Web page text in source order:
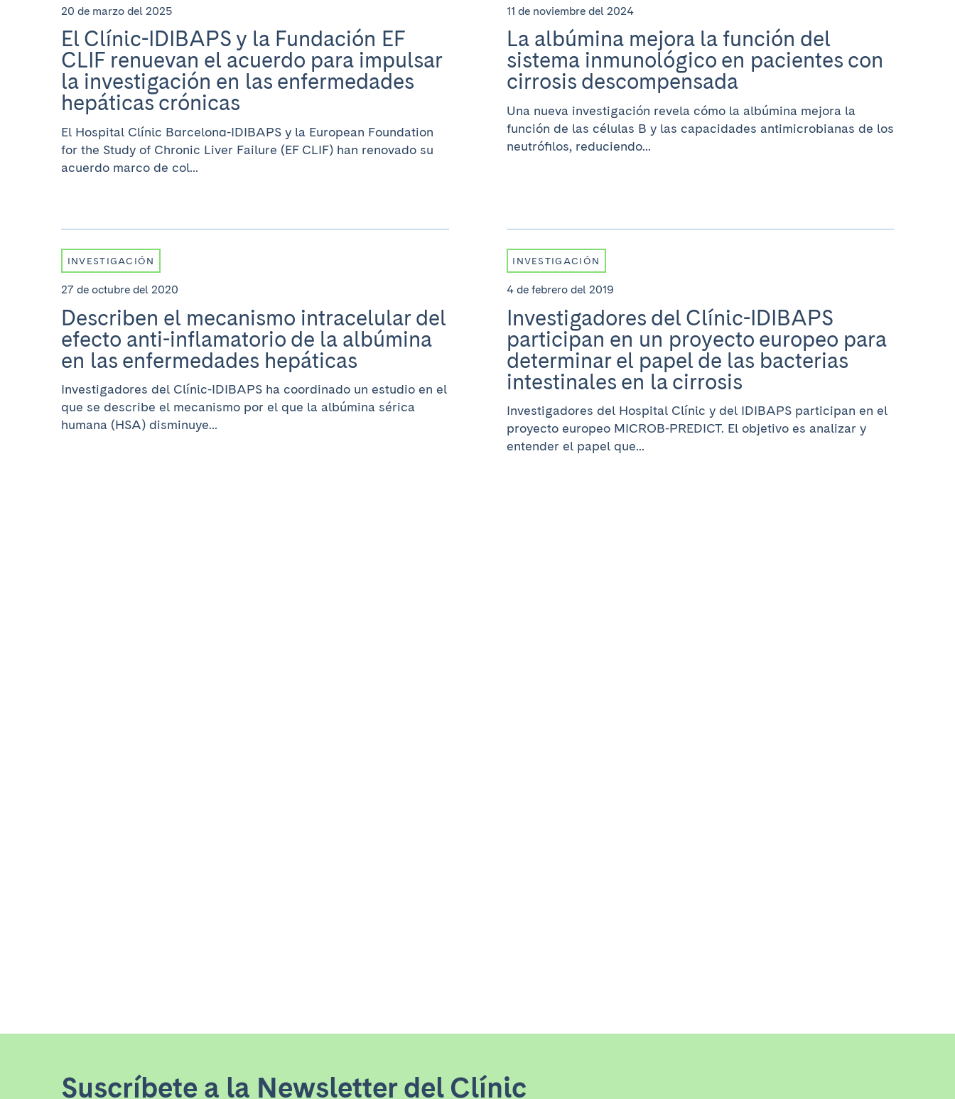
20 de marzo del 2025
El Clínic-IDIBAPS y la Fundación EF
CLIF renuevan el acuerdo para impulsar
la investigación en las enfermedades
hepáticas crónicas
El Hospital Clínic Barcelona-IDIBAPS y la European Foundation
for the Study of Chronic Liver Failure (EF CLIF) han renovado su
acuerdo marco de col...
11 de noviembre del 2024
La albúmina mejora la función del
sistema inmunológico en pacientes con
cirrosis descompensada
Una nueva investigación revela cómo la albúmina mejora la
función de las células B y las capacidades antimicrobianas de los
neutrófilos, reduciendo...
INVESTIGACIÓN
27 de octubre del 2020
Describen el mecanismo intracelular del
efecto anti-inflamatorio de la albúmina
en las enfermedades hepáticas
Investigadores del Clínic-IDIBAPS ha coordinado un estudio en el
que se describe el mecanismo por el que la albúmina sérica
humana (HSA) disminuye...
INVESTIGACIÓN
4 de febrero del 2019
Investigadores del Clínic-IDIBAPS
participan en un proyecto europeo para
determinar el papel de las bacterias
intestinales en la cirrosis
Investigadores del Hospital Clínic y del IDIBAPS participan en el
proyecto europeo MICROB-PREDICT. El objetivo es analizar y
entender el papel que...
Suscríbete a la Newsletter del Clínic